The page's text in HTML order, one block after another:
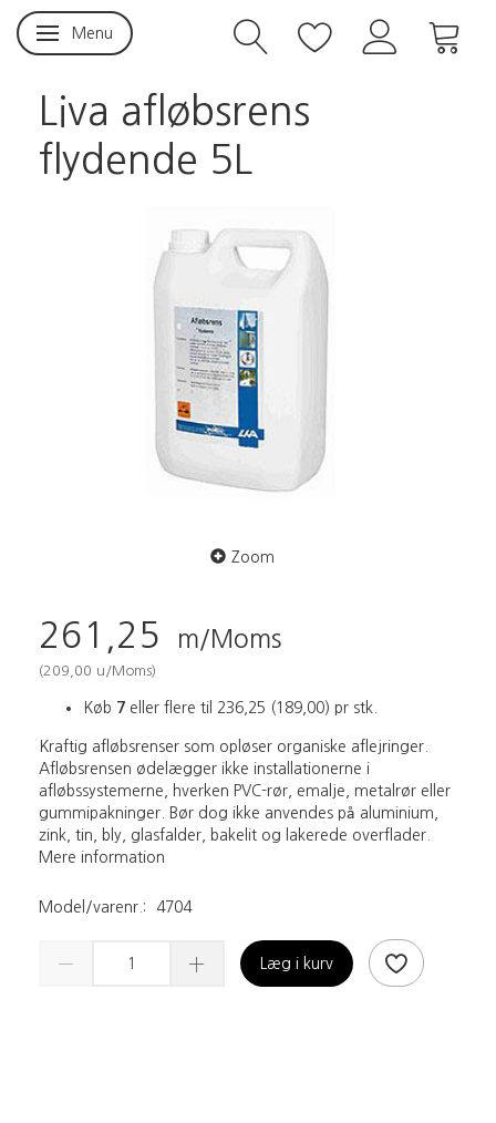
Skifte navigation
Menu
Liva afløbsrens
flydende 5L
Zoom
261,25 m/Moms
(209,00 u/Moms)
Køb 7 eller flere til 236,25 (189,00) pr stk.
Kraftig afløbsrenser som opløser organiske aflejringer.
Afløbsrensen ødelægger ikke installationerne i
afløbssystemerne, hverken PVC-rør, emalje, metalrør eller
gummipakninger. Bør dog ikke anvendes på aluminium,
zink, tin, bly, glasfalder, bakelit og lakerede overflader.
Mere information
Model/varenr.: 4704
Læg i kurv